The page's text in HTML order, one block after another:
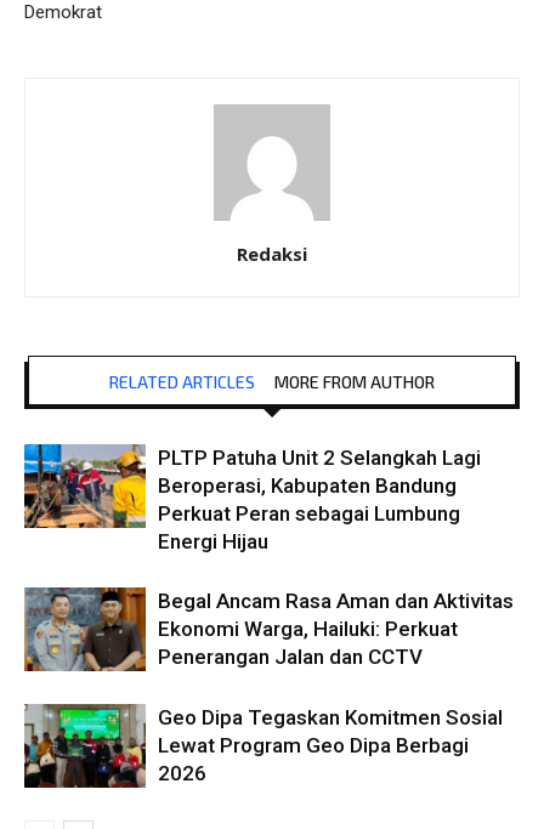
Demokrat
Redaksi
RELATED ARTICLES MORE FROM AUTHOR
PLTP Patuha Unit 2 Selangkah Lagi
Beroperasi, Kabupaten Bandung
Perkuat Peran sebagai Lumbung
Energi Hijau
Begal Ancam Rasa Aman dan Aktivitas
Ekonomi Warga, Hailuki: Perkuat
Penerangan Jalan dan CCTV
Geo Dipa Tegaskan Komitmen Sosial
Lewat Program Geo Dipa Berbagi
2026